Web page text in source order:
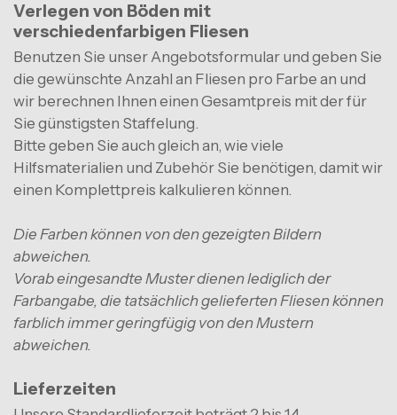
Verlegen von Böden mit
verschiedenfarbigen Fliesen
Benutzen Sie unser Angebotsformular und geben Sie
die gewünschte Anzahl an Fliesen pro Farbe an und
wir berechnen Ihnen einen Gesamtpreis mit der für
Sie günstigsten Staffelung.
Bitte geben Sie auch gleich an, wie viele
Hilfsmaterialien und Zubehör Sie benötigen, damit wir
einen Komplettpreis kalkulieren können.
Die Farben können von den gezeigten Bildern
abweichen.
Vorab eingesandte Muster dienen lediglich der
Farbangabe, die tatsächlich gelieferten Fliesen können
farblich immer geringfügig von den Mustern
abweichen.
Lieferzeiten